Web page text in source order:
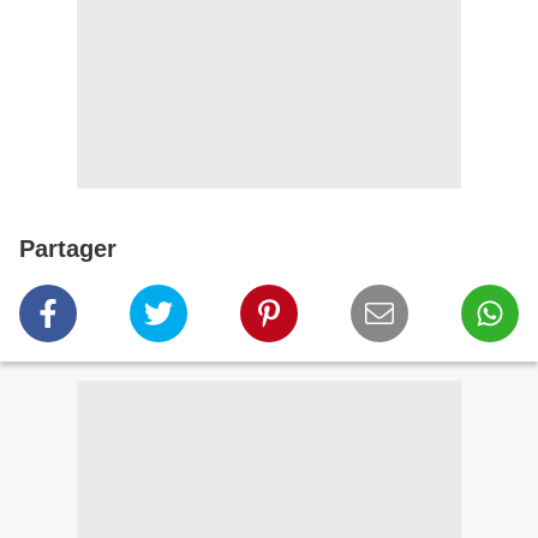
Partager